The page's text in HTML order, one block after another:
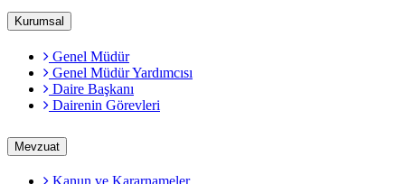
Kurumsal
Genel Müdür
Genel Müdür Yardımcısı
Daire Başkanı
Dairenin Görevleri
Mevzuat